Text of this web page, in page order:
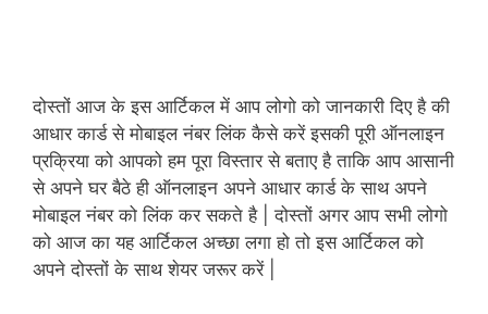
दोस्तों आज के इस आर्टिकल में आप लोगो को जानकारी दिए है की
आधार कार्ड से मोबाइल नंबर लिंक कैसे करें इसकी पूरी ऑनलाइन
प्रक्रिया को आपको हम पूरा विस्तार से बताए है ताकि आप आसानी
से अपने घर बैठे ही ऑनलाइन अपने आधार कार्ड के साथ अपने
मोबाइल नंबर को लिंक कर सकते है | दोस्तों अगर आप सभी लोगो
को आज का यह आर्टिकल अच्छा लगा हो तो इस आर्टिकल को
अपने दोस्तों के साथ शेयर जरूर करें |